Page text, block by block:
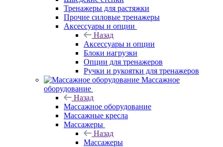
Тренажеры для растяжки
Прочие силовые тренажеры
Аксессуары и опции
Назад
Аксессуары и опции
Блоки нагрузки
Опции для тренажеров
Ручки и рукоятки для тренажеров
Массажное
оборудование
Назад
Массажное оборудование
Массажные кресла
Массажеры
Назад
Массажеры